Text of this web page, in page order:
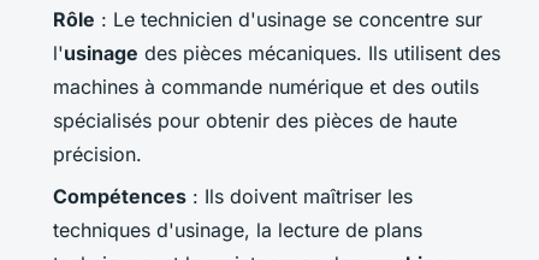
Rôle : Le technicien d'usinage se concentre sur
l'usinage des pièces mécaniques. Ils utilisent des
machines à commande numérique et des outils
spécialisés pour obtenir des pièces de haute
précision.
Compétences : Ils doivent maîtriser les
techniques d'usinage, la lecture de plans